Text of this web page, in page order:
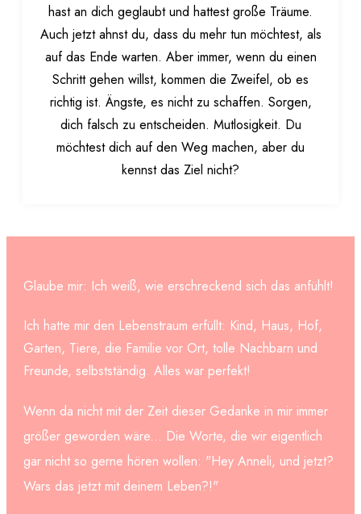
hast an dich geglaubt und hattest große Träume.
Auch jetzt ahnst du, dass du mehr tun möchtest, als
auf das Ende warten. Aber immer, wenn du einen
Schritt gehen willst, kommen die Zweifel, ob es
richtig ist. Ängste, es nicht zu schaffen. Sorgen,
dich falsch zu entscheiden. Mutlosigkeit. Du
möchtest dich auf den Weg machen, aber du
kennst das Ziel nicht?
Glaube mir: Ich weiß, wie erschreckend sich das anfühlt!
Ich hatte mir den Lebenstraum erfüllt: Kind, Haus, Hof,
Garten, Tiere, die Familie vor Ort, tolle Nachbarn und
Freunde, selbstständig. Alles war perfekt!
Wenn da nicht mit der Zeit dieser Gedanke in mir immer
größer geworden wäre... Die Worte, die wir eigentlich
gar nicht so gerne hören wollen: "Hey Anneli, und jetzt?
Wars das jetzt mit deinem Leben?!"